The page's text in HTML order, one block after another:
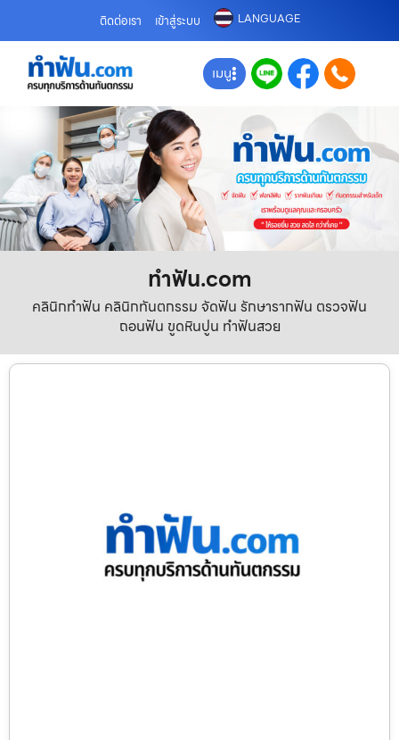
ติดต่อเรา เข้าสู่ระบบ LANGUAGE
เมนู
ทําฟัน.com
คลินิกทำฟัน คลินิกทันตกรรม จัดฟัน รักษารากฟัน ตรวจฟัน
ถอนฟัน ขูดหินปูน ทำฟันสวย